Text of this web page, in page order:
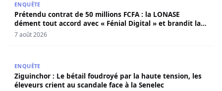
ENQUÊTE
Prétendu contrat de 50 millions FCFA : la LONASE
dément tout accord avec « Fénial Digital » et brandit la
menace de poursuites
7 août 2026
ENQUÊTE
Ziguinchor : Le bétail foudroyé par la haute tension, les
éleveurs crient au scandale face à la Senelec